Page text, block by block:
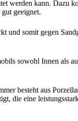
werden kann. Dazu
geeignet.
und somit gegen
sowohl Innen als
besteht aus
die eine